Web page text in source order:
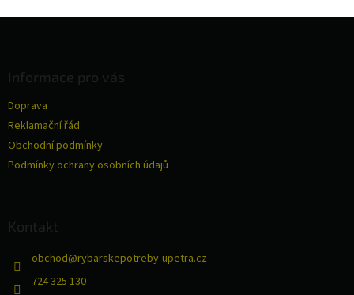
Informace pro vás
Doprava
Reklamační řád
Obchodní podmínky
Podmínky ochrany osobních údajů
Kontakt
obchod@rybarskepotreby-upetra.cz
724 325 130